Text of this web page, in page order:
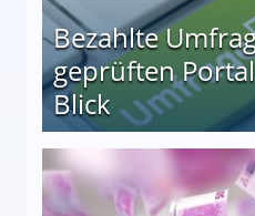
Bezahlte
geprüften
Blick
auf einen Blick